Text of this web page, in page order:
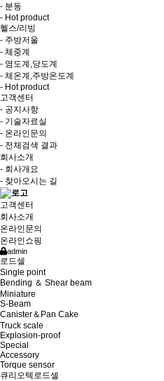
- 분동
- Hot product
헬스/리빙
- 주방저울
- 체중계
- 염도계,당도계
- 체온계,주방온도계
- Hot product
고객센터
- 공지사항
- 기술자료실
- 온라인문의
- 전체검색 결과
회사소개
- 회사개요
- 찾아오시는 길
고객센터
회사소개
온라인문의
온라인쇼핑
admin
로드셀
Single point
Bending ＆ Shear beam
Miniature
S-Beam
Canister＆Pan Cake
Truck scale
Explosion-proof
Special
Accessory
Torque sensor
큐리오텍로드셀